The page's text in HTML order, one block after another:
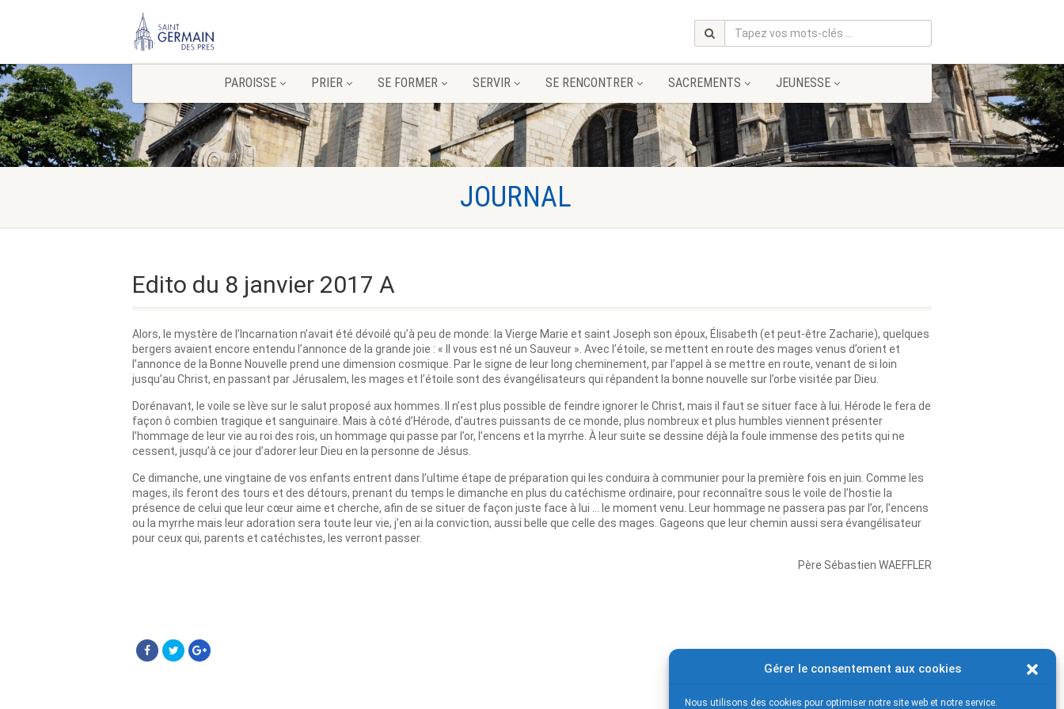
Gérer le consentement aux cookies
Nous utilisons des cookies pour optimiser notre site web et notre service.
PAROISSE PRIER SE FORMER SERVIR SE RENCONTRER SACREMENTS JEUNESSE
Edito du 8 janvier 2017 A
Alors, le mystère de l’Incarnation n’avait été dévoilé qu’à peu de monde: la Vierge Marie et saint Joseph son époux, Élisabeth (et peut-être Zacharie), quelques
bergers avaient encore entendu l’annonce de la grande joie : « Il vous est né un Sauveur ». Avec l’étoile, se mettent en route des mages venus d’orient et
l’annonce de la Bonne Nouvelle prend une dimension cosmique. Par le signe de leur long cheminement, par l’appel à se mettre en route, venant de si loin
jusqu’au Christ, en passant par Jérusalem, les mages et l’étoile sont des évangélisateurs qui répandent la bonne nouvelle sur l’orbe visitée par Dieu.
Dorénavant, le voile se lève sur le salut proposé aux hommes. Il n’est plus possible de feindre ignorer le Christ, mais il faut se situer face à lui. Hérode le fera de
façon ô combien tragique et sanguinaire. Mais à côté d’Hérode, d’autres puissants de ce monde, plus nombreux et plus humbles viennent présenter
l’hommage de leur vie au roi des rois, un hommage qui passe par l’or, l’encens et la myrrhe. À leur suite se dessine déjà la foule immense des petits qui ne
cessent, jusqu’à ce jour d’adorer leur Dieu en la personne de Jésus.
Ce dimanche, une vingtaine de vos enfants entrent dans l’ultime étape de préparation qui les conduira à communier pour la première fois en juin. Comme les
mages, ils feront des tours et des détours, prenant du temps le dimanche en plus du catéchisme ordinaire, pour reconnaître sous le voile de l’hostie la
présence de celui que leur cœur aime et cherche, afin de se situer de façon juste face à lui … le moment venu. Leur hommage ne passera pas par l’or, l’encens
ou la myrrhe mais leur adoration sera toute leur vie, j’en ai la conviction, aussi belle que celle des mages. Gageons que leur chemin aussi sera évangélisateur
pour ceux qui, parents et catéchistes, les verront passer.
Père Sébastien WAEFFLER